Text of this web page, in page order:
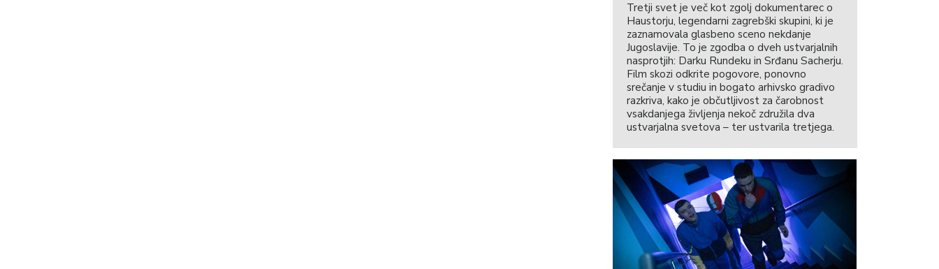
Tretji svet je več kot zgolj dokumentarec o
Haustorju, legendarni zagrebški skupini, ki je
zaznamovala glasbeno sceno nekdanje
Jugoslavije. To je zgodba o dveh ustvarjalnih
nasprotjih: Darku Rundeku in Srđanu Sacherju.
Film skozi odkrite pogovore, ponovno
srečanje v studiu in bogato arhivsko gradivo
razkriva, kako je občutljivost za čarobnost
vsakdanjega življenja nekoč združila dva
ustvarjalna svetova – ter ustvarila tretjega.